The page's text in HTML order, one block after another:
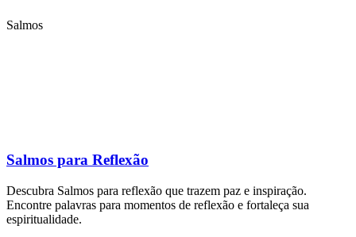
Salmos
Salmos para Reflexão
Descubra Salmos para reflexão que trazem paz e inspiração.
Encontre palavras para momentos de reflexão e fortaleça sua
espiritualidade.